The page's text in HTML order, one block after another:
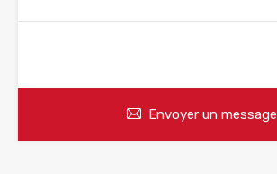
Envoyer un message